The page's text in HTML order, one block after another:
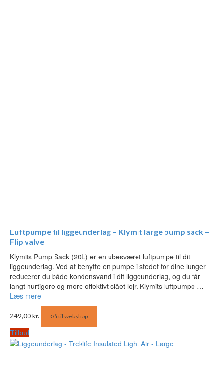
Luftpumpe til liggeunderlag – Klymit large pump sack –
Flip valve
Klymits Pump Sack (20L) er en ubesværet luftpumpe til dit
liggeunderlag. Ved at benytte en pumpe i stedet for dine lunger
reducerer du både kondensvand i dit liggeunderlag, og du får
langt hurtigere og mere effektivt slået lejr. Klymits luftpumpe …
Læs mere
249,00kr. Gå til webshop
Tilbud